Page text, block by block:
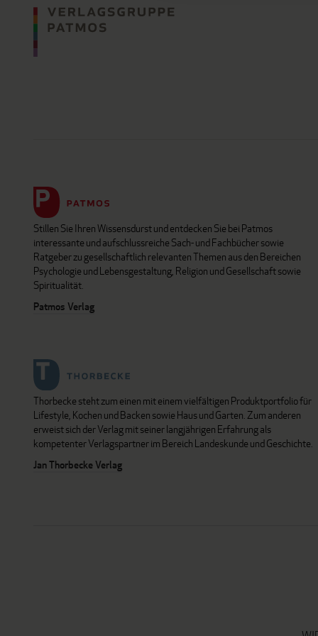
Stillen Sie Ihren Wissensdurst und entdecken Sie bei Patmos
interessante und aufschlussreiche Sach- und Fachbücher sowie
Ratgeber zu gesellschaftlich relevanten Themen aus den Bereichen
Psychologie und Lebensgestaltung, Religion und Gesellschaft sowie
Spiritualität.
Patmos Verlag
Thorbecke steht zum einen mit einem vielfältigen Produktportfolio für
Lifestyle, Kochen und Backen sowie Haus und Garten. Zum anderen
erweist sich der Verlag mit seiner langjährigen Erfahrung als
kompetenter Verlagspartner im Bereich Landeskunde und Geschichte.
Jan Thorbecke Verlag